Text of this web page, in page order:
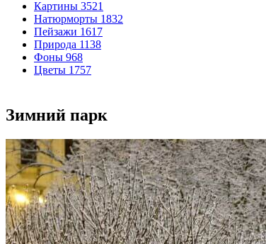
Картины 3521
Натюрморты 1832
Пейзажи 1617
Природа 1138
Фоны 968
Цветы 1757
Зимний парк